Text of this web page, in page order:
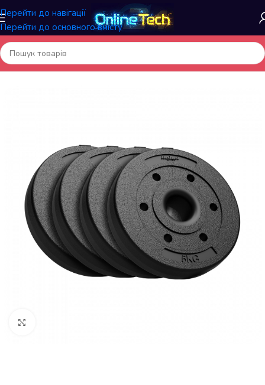
Перейти до навігації
Перейти до основного вмісту
Головна/Спортивні товари/Гирі, Штанги, Гантелі